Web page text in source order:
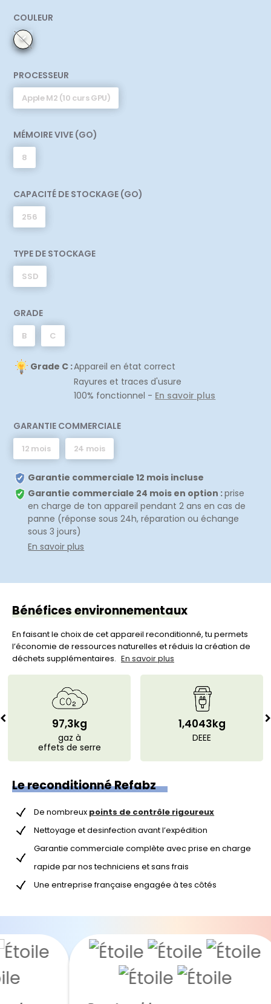
COULEUR
PROCESSEUR
Apple M2 (10 curs GPU)
MÉMOIRE VIVE (GO)
8
CAPACITÉ DE STOCKAGE (GO)
256
TYPE DE STOCKAGE
SSD
GRADE
B C
Grade C :Appareil en état correct
Rayures et traces d'usure
100% fonctionnel - En savoir plus
GARANTIE COMMERCIALE
12 mois 24 mois
Garantie commerciale 12 mois incluse
Garantie commerciale 24 mois en option :prise
en charge de ton appareil pendant 2 ans en cas de
panne (réponse sous 24h, réparation ou échange
sous 3 jours)
En savoir plus
Bénéfices environnementaux
En faisant le choix de cet appareil reconditionné, tu permets
l’économie de ressources naturelles et réduis la création de
déchets supplémentaires. En savoir plus
97,3kg
gaz à
effets de serre
1,4043kg
DEEE
Le reconditionné Refabz
De nombreux points de contrôle rigoureux
Nettoyage et desinfection avant l’expédition
Garantie commerciale complète avec prise en charge
rapide par nos techniciens et sans frais
Une entreprise française engagée à tes côtés